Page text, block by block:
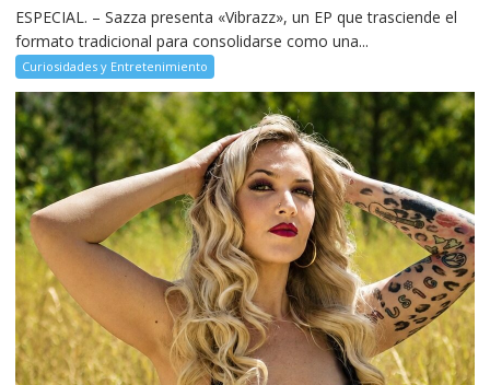
ESPECIAL. – Sazza presenta «Vibrazz», un EP que trasciende el
formato tradicional para consolidarse como una...
Curiosidades y Entretenimiento